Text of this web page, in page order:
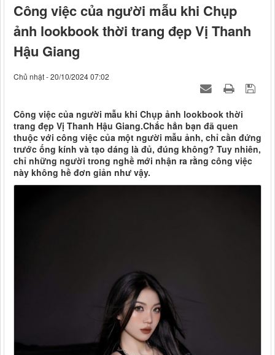
Công việc của người mẫu khi Chụp
ảnh lookbook thời trang đẹp Vị Thanh
Hậu Giang
Chủ nhật - 20/10/2024 07:02
Công việc của người mẫu khi Chụp ảnh lookbook thời
trang đẹp Vị Thanh Hậu Giang.Chắc hẳn bạn đã quen
thuộc với công việc của một người mẫu ảnh, chỉ cần đứng
trước ống kính và tạo dáng là đủ, đúng không? Tuy nhiên,
chỉ những người trong nghề mới nhận ra rằng công việc
này không hề đơn giản như vậy.